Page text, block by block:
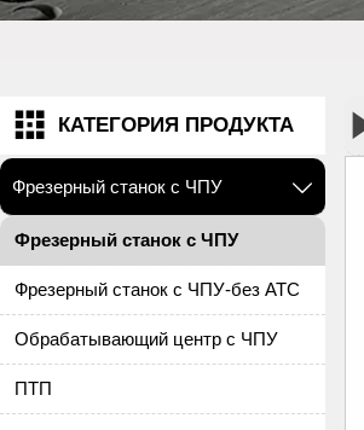
 КАТЕГОРИЯ ПРОДУКТА
Фрезерный станок с ЧПУ 
Фрезерный станок с ЧПУ
Фрезерный станок с ЧПУ-без ATC
Обрабатывающий центр с ЧПУ
ПТП